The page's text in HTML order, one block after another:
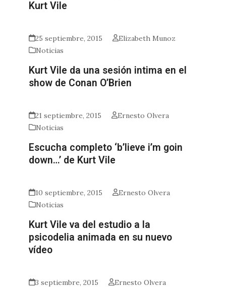
Kurt Vile
25 septiembre, 2015
Elizabeth Munoz
Noticias
Kurt Vile da una sesión intima en el
show de Conan O’Brien
21 septiembre, 2015
Ernesto Olvera
Noticias
Escucha completo ‘b’lieve i’m goin
down…’ de Kurt Vile
10 septiembre, 2015
Ernesto Olvera
Noticias
Kurt Vile va del estudio a la
psicodelia animada en su nuevo
vídeo
3 septiembre, 2015
Ernesto Olvera